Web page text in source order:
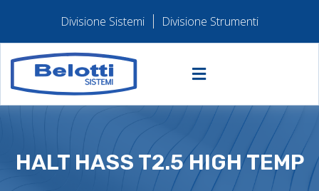
Divisione Sistemi Divisione Strumenti
HALT HASS T2.5 HIGH TEMP